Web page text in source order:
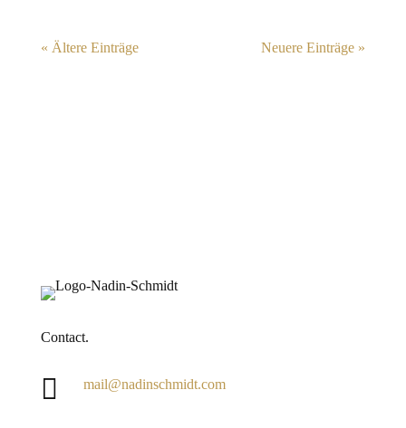
« Ältere Einträge Neuere Einträge »
Contact.
 mail@nadinschmidt.com